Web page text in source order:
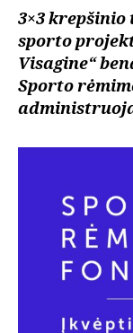
3×3
sporto
Visagine“
Sporto